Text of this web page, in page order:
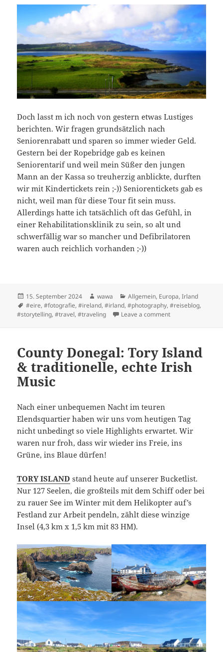
Doch lasst m ich noch von gestern etwas Lustiges
berichten. Wir fragen grundsätzlich nach
Seniorenrabatt und sparen so immer wieder Geld.
Gestern bei der Ropebridge gab es keinen
Seniorentarif und weil mein Süßer den jungen
Mann an der Kassa so treuherzig anblickte, durften
wir mit Kindertickets rein ;-)) Seniorentickets gab es
nicht, weil man für diese Tour fit sein muss.
Allerdings hatte ich tatsächlich oft das Gefühl, in
einer Rehabilitationsklinik zu sein, so alt und
schwerfällig war so mancher und Defibrilatoren
waren auch reichlich vorhanden ;-))
Posted
on
15. September 2024 Author
wawa Categories
Allgemein, Europa,Irland
Tags
#eire,#fotografie,#ireland,#irland,#photography,#reiseblog,
#storytelling,#travel,#traveling Leave a commenton Derry/
County Donegal: Tory Island
& traditionelle, echte Irish
Music
Nach einer unbequemen Nacht im teuren
Elendsquartier haben wir uns vom heutigen Tag
nicht unbedingt so viele Highlights erwartet. Wir
waren nur froh, dass wir wieder ins Freie, ins
Grüne, ins Blaue dürfen!
TORY ISLAND stand heute auf unserer Bucketlist.
Nur 127 Seelen, die großteils mit dem Schiff oder bei
zu rauer See im Winter mit dem Helikopter auf’s
Festland zur Arbeit pendeln, zählt diese winzige
Insel (4,3 km x 1,5 km mit 83 HM).